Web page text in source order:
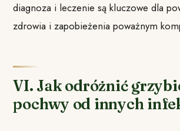
diagnoza i leczenie są kluczowe dla
zdrowia i zapobieżenia poważnym
VI. Jak odróżnić
pochwy od innych